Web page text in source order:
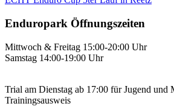
Enduropark Öffnungszeiten
Mittwoch & Freitag 15:00-20:00 Uhr
Samstag 14:00-19:00 Uhr
Trial am Dienstag ab 17:00 für Jugend und
Trainingsausweis